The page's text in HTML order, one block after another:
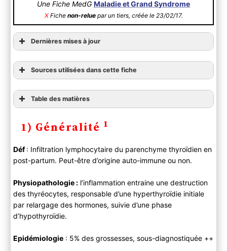
Une Fiche MedG Maladie et Grand Syndrome
XFiche non-reluepar un tiers, créée le 23/02/17.
Dernières mises à jour
Sources utilisées dans cette fiche
Table des matières
2) Diagnostic
B ) Paraclinique
3) Evolution
A) Bilan
B) Traitement
1) Généralité 1
Déf: Infiltration lymphocytaire du parenchyme thyroïdien en
post-partum. Peut-être d’origine auto-immune ou non.
Physiopathologie :l’inflammation entraine une destruction
des thyréocytes, responsable d’une hyperthyroïdie initiale
par relargage des hormones, suivie d’une phase
d’hypothyroïdie.
Epidémiologie: 5% des grossesses, sous-diagnostiquée ++